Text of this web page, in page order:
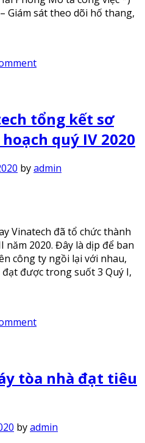
Giám sát theo dõi hố thang,
tổng kết sơ
quý IV 2020
byadmin
Vinatech đã tổ chức thành
năm 2020. Đây là dịp để ban
công ty ngồi lại với nhau,
được trong suốt 3 Quý I,
tòa nhà đạt tiêu
byadmin